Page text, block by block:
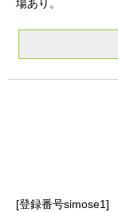
場あり。
登録番号simose1